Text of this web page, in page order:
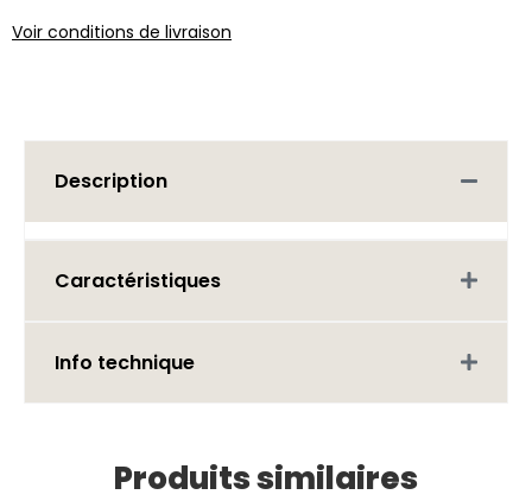
Voir conditions de livraison
Description
Caractéristiques
Info technique
Produits similaires